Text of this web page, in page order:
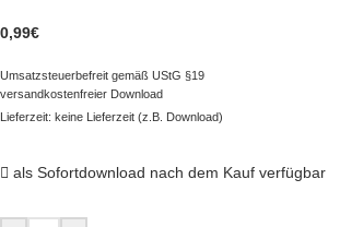
0,99€
Umsatzsteuerbefreit gemäß UStG §19
versandkostenfreier Download
Lieferzeit: keine Lieferzeit (z.B. Download)
als Sofortdownload nach dem Kauf verfügbar